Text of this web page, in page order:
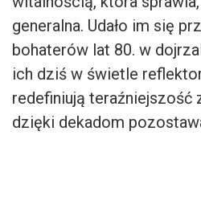
generalna. Udało im się
bohaterów lat 80. w
ich dziś w świetle
redefiniują teraźniejszość
dzięki dekadom